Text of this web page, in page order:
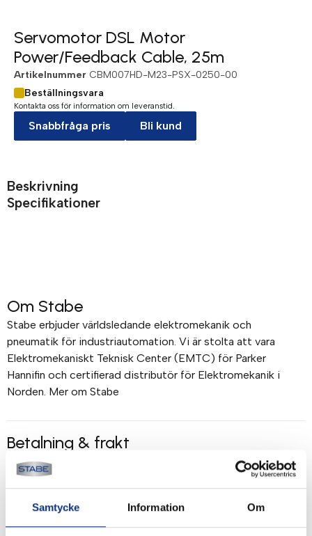
Samtycke Information Om
Servomotor DSL Motor
Power/Feedback Cable, 25m
Artikelnummer CBM007HD-M23-PSX-0250-00
Beställningsvara
Kontakta oss för information om leveranstid.
Snabbfråga pris Bli kund
Beskrivning
Specifikationer
Om Stabe
Stabe erbjuder världsledande elektromekanik och
pneumatik för industriautomation. Vi är stolta att vara
Elektromekaniskt Teknisk Center (EMTC) för Parker
Hannifin och certifierad distributör för Elektromekanik i
Norden. Mer om Stabe
Betalning & frakt
Betalning mot faktura, 30 dagar. Fraktkostnad tillkommer.
Alla priser visas i SEK. Stabe innehar AAA-kreditvärdighet.